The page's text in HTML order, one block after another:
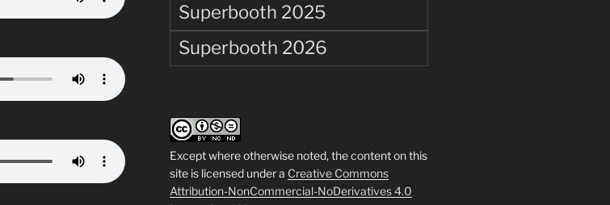
Superbooth 2025
Superbooth 2026
Except where otherwise noted, the content on this
site is licensed under a Creative Commons
Attribution-NonCommercial-NoDerivatives 4.0